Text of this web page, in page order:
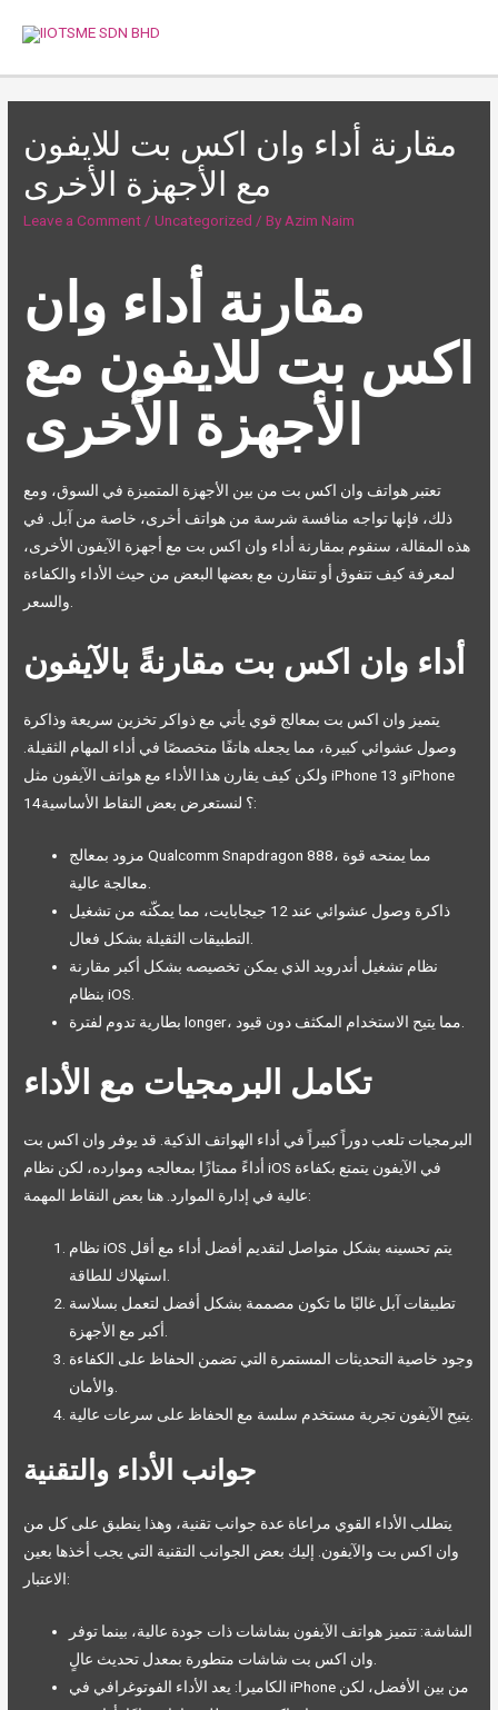
مقارنة أداء وان اكس بت للايفون
مع الأجهزة الأخرى
Leave a Comment /Uncategorized / By Azim Naim
مقارنة أداء وان
اكس بت للايفون مع
الأجهزة الأخرى
تعتبر هواتف وان اكس بت من بين الأجهزة المتميزة في السوق، ومع
ذلك، فإنها تواجه منافسة شرسة من هواتف أخرى، خاصة من آبل. في
هذه المقالة، سنقوم بمقارنة أداء وان اكس بت مع أجهزة الآيفون الأخرى،
لمعرفة كيف تتفوق أو تتقارن مع بعضها البعض من حيث الأداء والكفاءة
أداء وان اكس بت مقارنةً بالآيفون
يتميز وان اكس بت بمعالج قوي يأتي مع ذواكر تخزين سريعة وذاكرة
وصول عشوائي كبيرة، مما يجعله هاتفًا متخصصًا في أداء المهام الثقيلة.
ولكن كيف يقارن هذا الأداء مع هواتف الآيفون مثل iPhone 13 وiPhone
14؟ لنستعرض بعض النقاط الأساسية:
مزود بمعالج Qualcomm Snapdragon 888، مما يمنحه قوة
معالجة عالية.
ذاكرة وصول عشوائي عند 12 جيجابايت، مما يمكّنه من تشغيل
التطبيقات الثقيلة بشكل فعال.
نظام تشغيل أندرويد الذي يمكن تخصيصه بشكل أكبر مقارنة
بنظام iOS.
بطارية تدوم لفترة longer، مما يتيح الاستخدام المكثف دون قيود.
تكامل البرمجيات مع الأداء
البرمجيات تلعب دوراً كبيراً في أداء الهواتف الذكية. قد يوفر وان اكس بت
أداءً ممتازًا بمعالجه وموارده، لكن نظام iOS في الآيفون يتمتع بكفاءة
عالية في إدارة الموارد. هنا بعض النقاط المهمة:
نظام iOS يتم تحسينه بشكل متواصل لتقديم أفضل أداء مع أقل
تطبيقات آبل غالبًا ما تكون مصممة بشكل أفضل لتعمل بسلاسة
وجود خاصية التحديثات المستمرة التي تضمن الحفاظ على الكفاءة
جوانب الأداء والتقنية
يتطلب الأداء القوي مراعاة عدة جوانب تقنية، وهذا ينطبق على كل من
وان اكس بت والآيفون. إليك بعض الجوانب التقنية التي يجب أخذها بعين
الاعتبار:
الشاشة: تتميز هواتف الآيفون بشاشات ذات جودة عالية، بينما توفر
الكاميرا: يعد الأداء الفوتوغرافي في iPhone من بين الأفضل، لكن